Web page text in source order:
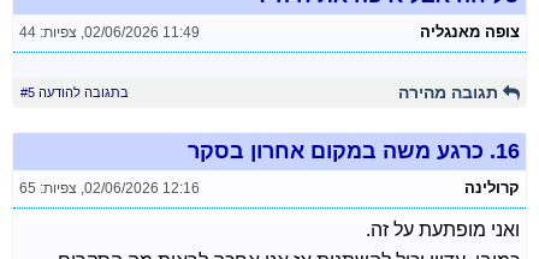
צופה מאנגליה 02/06/2026 11:49
, צפיות: 44
תגובה מהירה בתגובה להודעה #5
16. כרגע משה במקום אחרון בסקר
קרולינה 02/06/2026 12:16
, צפיות: 65
ואני מופתעת על זה.